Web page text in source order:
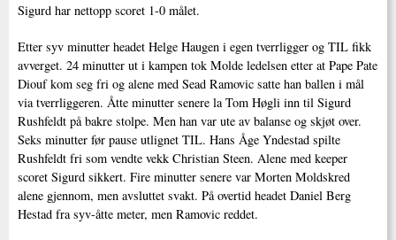
Sigurd har nettopp scoret 1-0 målet.
Etter syv minutter headet Helge Haugen i egen tverrligger og TIL fikk
avverget. 24 minutter ut i kampen tok Molde ledelsen etter at Pape Pate
Diouf kom seg fri og alene med Sead Ramovic satte han ballen i mål
via tverrliggeren. Åtte minutter senere la Tom Høgli inn til Sigurd
Rushfeldt på bakre stolpe. Men han var ute av balanse og skjøt over.
Seks minutter før pause utlignet TIL. Hans Åge Yndestad spilte
Rushfeldt fri som vendte vekk Christian Steen. Alene med keeper
scoret Sigurd sikkert. Fire minutter senere var Morten Moldskred
alene gjennom, men avsluttet svakt. På overtid headet Daniel Berg
Hestad fra syv-åtte meter, men Ramovic reddet.